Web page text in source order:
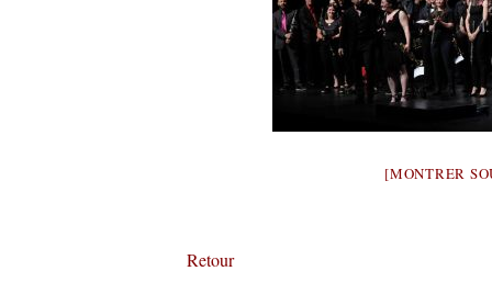
[MONTRER
Retour